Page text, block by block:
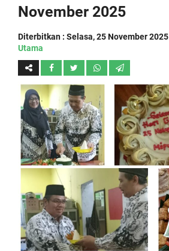
November 2025
Diterbitkan : Selasa, 25 November 2025
Utama